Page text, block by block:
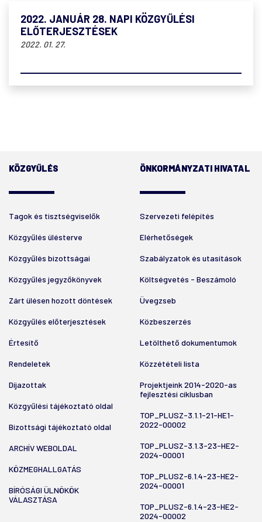
2022. JANUÁR 28. NAPI KÖZGYŰLÉSI
ELŐTERJESZTÉSEK
2022. 01. 27.
KÖZGYŰLÉS
Tagok és tisztségviselők
Közgyűlés ülésterve
Közgyűlés bizottságai
Közgyűlés jegyzőkönyvek
Zárt ülésen hozott döntések
Közgyűlés előterjesztések
Értesítő
Rendeletek
Díjazottak
Közgyűlési tájékoztató oldal
Bizottsági tájékoztató oldal
ARCHÍV WEBOLDAL
KÖZMEGHALLGATÁS
BÍRÓSÁGI ÜLNÖKÖK
VÁLASZTÁSA
ÖNKORMÁNYZATI HIVATAL
Szervezeti felépítés
Elérhetőségek
Szabályzatok és utasítások
Költségvetés - Beszámoló
Üvegzseb
Közbeszerzés
Letölthető dokumentumok
Közzétételi lista
Projektjeink 2014-2020-as
fejlesztési ciklusban
TOP_PLUSZ-3.1.1-21-HE1-
2022-00002
TOP_PLUSZ-3.1.3-23-HE2-
2024-00001
TOP_PLUSZ-6.1.4-23-HE2-
2024-00001
TOP_PLUSZ-6.1.4-23-HE2-
2024-00002